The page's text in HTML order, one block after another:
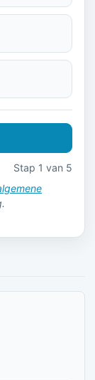
Stap 1 van 5